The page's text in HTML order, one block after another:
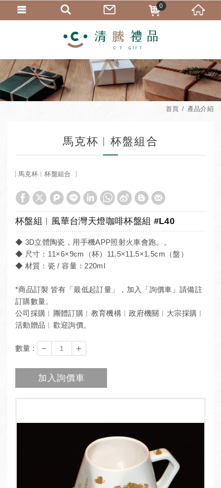
首頁 產品介紹
馬克杯︱杯盤組合
馬克杯︱杯盤組合
杯盤組︱風華台灣天燈咖啡杯盤組 #L40
◆ 3D立體陶瓷，用手機APP照射火車會跑。。
◆ 尺寸：11×6×9cm（杯）11.5×11.5×1.5cm（盤）
◆ 材質：瓷 / 容量：220ml
*商品訂製 皆有「最低起訂量」，加入「詢價車」請備註
訂購數量。
公司採購︱團體訂購︱教育機構︱政府機關︱大宗採購︱
活動贈品︱歡迎詢價。
數量 : － ＋
加入詢價車
0